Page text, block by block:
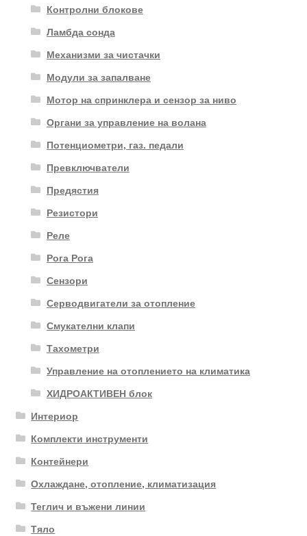
Контролни блокове
Ламбда сонда
Механизми за чистачки
Модули за запалване
Мотор на спринклера и сензор за ниво
Органи за управление на волана
Потенциометри, газ. педали
Превключватели
Предястия
Резистори
Реле
Рога Рога
Сензори
Серводвигатели за отопление
Смукателни клапи
Тахометри
Управление на отоплението на климатика
ХИДРОАКТИВЕН блок
Интериор
Комплекти инструменти
Контейнери
Охлаждане, отопление, климатизация
Теглич и въжени линии
Тяло